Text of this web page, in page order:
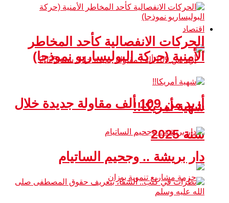
اقتصاد
أزيد من 109 ألف مقاولة جديدة خلال
سنة 2025
الحركات الانفصالية كأحد المخاطر
الأمنية (حركة البوليساريو نموذجا)
شهية أمريكا!!
دار بريشة .. وجحيم الساتيام